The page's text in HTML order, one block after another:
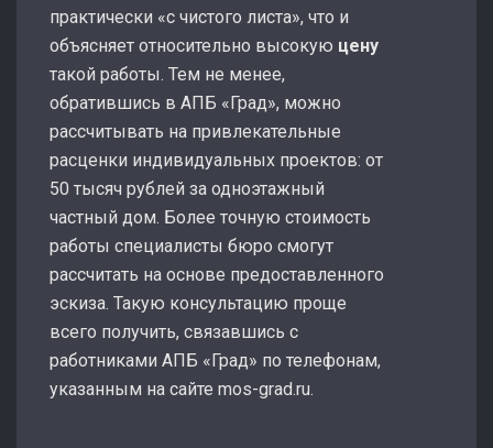
практически «с чистого листа», что и
объясняет относительно высокую цену
такой работы. Тем не менее,
обратившись в АПБ «Град», можно
рассчитывать на привлекательные
расценки индивидуальных проектов: от
50 тысяч рублей за одноэтажный
частный дом. Более точную стоимость
работы специалисты бюро смогут
рассчитать на основе предоставленного
эскиза. Такую консультацию проще
всего получить, связавшись с
работниками АПБ «Град» по телефонам,
указанным на сайте mos-grad.ru.